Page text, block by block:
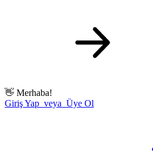
👋 Merhaba!
Giriş Yap veya Üye Ol